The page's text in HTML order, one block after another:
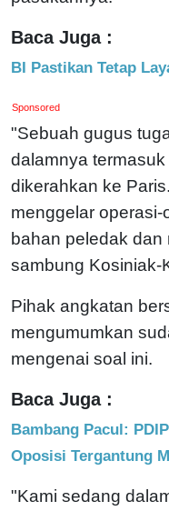
Baca Juga :
BI Pastikan Tetap
Sponsored
"Sebuah gugus
dalamnya
dikerahkan ke
menggelar
bahan peledak dan
sambung Kosiniak-
Pihak angkatan
mengumumkan
mengenai soal ini.
Baca Juga :
Bambang Pacul:
Oposisi Tergantung
"Kami sedang